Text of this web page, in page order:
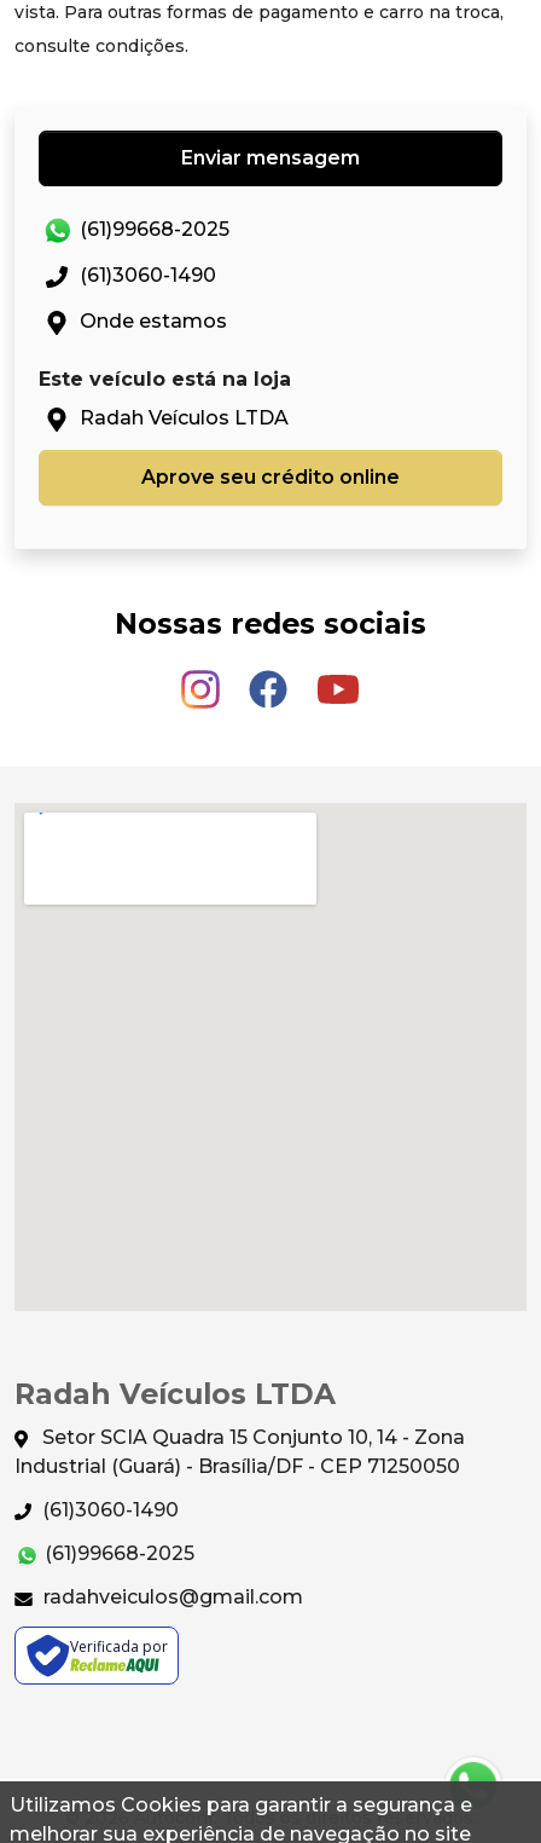
Utilizamos Cookies para garantir a segurança e
melhorar sua experiência de navegação no site
vista. Para outras formas de pagamento e carro na troca,
consulte condições.
Enviar mensagem
(61)99668-2025
(61)3060-1490
Onde estamos
Este veículo está na loja
Radah Veículos LTDA
Aprove seu crédito online
Nossas redes sociais
Radah Veículos LTDA
Setor SCIA Quadra 15 Conjunto 10, 14 - Zona
Industrial (Guará) - Brasília/DF - CEP 71250050
(61)3060-1490
(61)99668-2025
radahveiculos@gmail.com
Verificada por
© 2026 Autoconf. Todos os direitos reservados.